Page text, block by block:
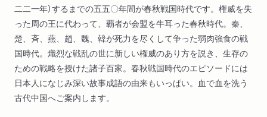
二二一年）するまでの五五〇年間が春秋戦国時代です。権威を失
った周の王に代わって、覇者が会盟を牛耳った春秋時代。秦、
楚、斉、燕、趙、魏、韓が死力を尽くして争った弱肉強食の戦
国時代。熾烈な戦乱の世に新しい権威のあり方を説き、生存の
ための戦略を授けた諸子百家。春秋戦国時代のエピソードには
日本人になじみ深い故事成語の由来もいっぱい。血で血を洗う
古代中国へご案内します。